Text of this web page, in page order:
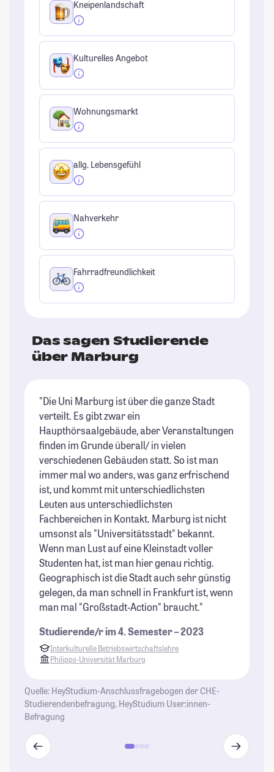
Kneipenlandschaft
Kulturelles Angebot
Wohnungsmarkt
allg. Lebensgefühl
Nahverkehr
Fahrradfreundlichkeit
Das sagen Studierende
über Marburg
"Die Uni Marburg ist über die ganze Stadt
verteilt. Es gibt zwar ein
Haupthörsaalgebäude, aber Veranstaltungen
finden im Grunde überall/ in vielen
verschiedenen Gebäuden statt. So ist man
immer mal wo anders, was ganz erfrischend
ist, und kommt mit unterschiedlichsten
Leuten aus unterschiedlichsten
Fachbereichen in Kontakt. Marburg ist nicht
umsonst als "Universitätsstadt" bekannt.
Wenn man Lust auf eine Kleinstadt voller
Studenten hat, ist man hier genau richtig.
Geographisch ist die Stadt auch sehr günstig
gelegen, da man schnell in Frankfurt ist, wenn
man mal "Großstadt-Action" braucht."
Studierende/r im 4. Semester – 2023
Interkulturelle Betriebswirtschaftslehre
Philipps-Universität Marburg
Quelle: HeyStudium-Anschlussfragebogen der CHE-
Studierendenbefragung, HeyStudium User:innen-
Befragung